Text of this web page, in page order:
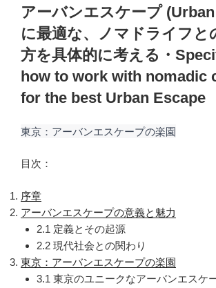
稿
日:
アーバンエスケープ
に最適な、ノマドライフと
方を具体的に考える・
how to work with nomadic
for the best Urban Escape
東京：アーバンエスケープの楽園
目次：
序章
アーバンエスケープの意義と魅力
2.1 定義とその起源
2.2 現代社会との関わり
東京：アーバンエスケープの楽園
3.1 東京のユニークなアーバンエスケ